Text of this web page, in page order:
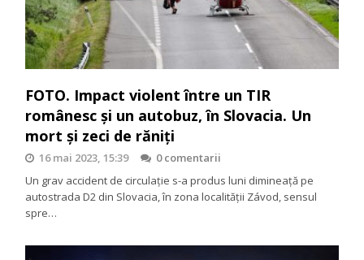
FOTO. Impact violent între un TIR
românesc și un autobuz, în Slovacia. Un
mort și zeci de răniți
16 mai 2023, 15:39
0 comentarii
Un grav accident de circulație s-a produs luni dimineață pe
autostrada D2 din Slovacia, în zona localității Závod, sensul
spre…